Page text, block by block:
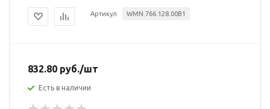
Артикул WMN.766.128.00B1
832.80 руб./шт
Есть в наличии